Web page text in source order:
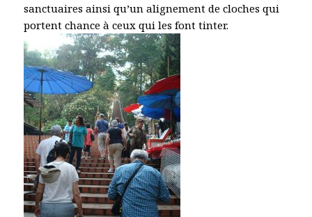
sanctuaires ainsi qu’un alignement de cloches qui
portent chance à ceux qui les font tinter.